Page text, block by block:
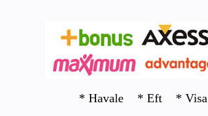
* Havale * Eft * Visa